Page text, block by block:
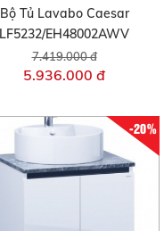
Bộ Tủ Lavabo Caesar
LF5232/EH48002AWV
7.419.000 đ
5.936.000 đ
-20%